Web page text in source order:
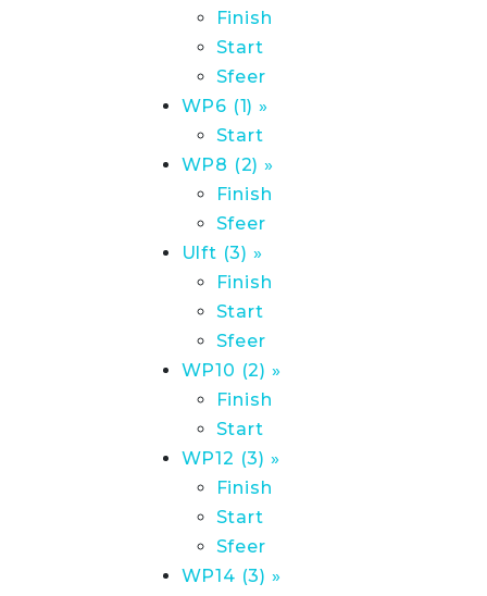
Finish
Start
Sfeer
WP6 (1) »
Start
WP8 (2) »
Finish
Sfeer
Ulft (3) »
Finish
Start
Sfeer
WP10 (2) »
Finish
Start
WP12 (3) »
Finish
Start
Sfeer
WP14 (3) »